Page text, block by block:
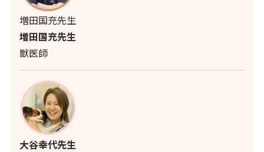
増田国充先生
増田国充先生
獣医師
大谷幸代先生